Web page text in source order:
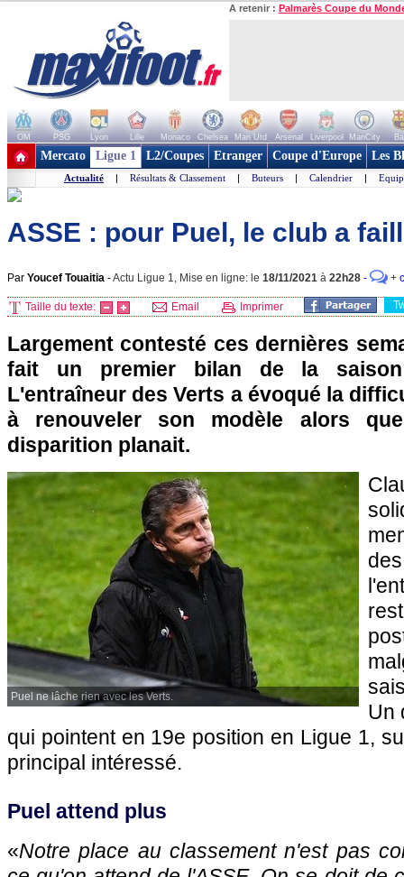
A retenir : Palmarès Coupe du
OM PSG Lyon Lille Monaco Chelsea Man Utd Arsenal Liverpool ManCity
+ de clubs
Mercato Ligue 1 L2/Coupes Etranger Coupe d'Europe Les
Actualité | Résultats & Classement | Buteurs | Calendrier |
ASSE : pour Puel, le club a
Par Youcef Touaitia -Actu Ligue 1, Mise en ligne: le 18/11/2021 à 22h28 - +
Taille du texte: Email Imprimer
Largement contesté ces dernières
fait un premier bilan de la saison
L'entraîneur des Verts a évoqué la
à renouveler son modèle alors
disparition planait.
Puel ne lâche rien avec les Verts.
Un
qui pointent en 19e position en Ligue 1,
principal intéressé.
Puel attend plus
«Notre place au classement n'est pas